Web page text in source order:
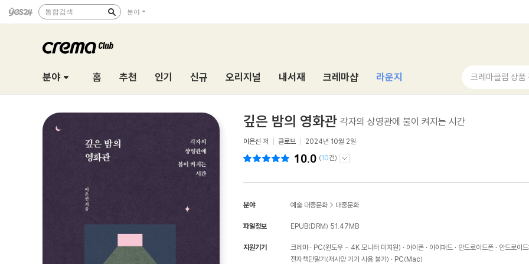
통합검색 분야
분야 홈 추천 인기 신규 오리지널 내서재 크레마샵 라운지 크레마클럽 상품
깊은 밤의 영화관 각자의 상영관에 불이 켜지는 시간
이은선 저 클로브 2024년 10월 2일
10.0 (10건)
분야 예술 대중문화 > 대중문화
파일정보 EPUB(DRM) 51.47MB
지원기기 크레마 PC(윈도우 - 4K 모니터 미지원) 아이폰 아이패드 안드로이드폰
안드로이
전자책단말기(저사양 기기 사용 불가)
PC(Mac)